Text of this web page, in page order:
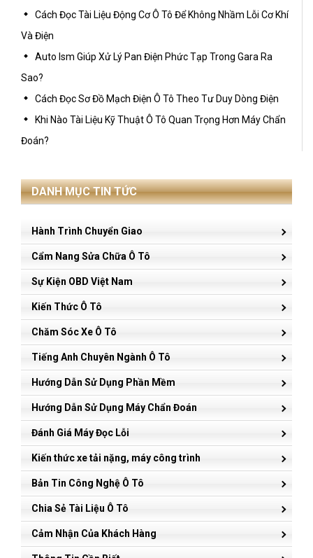
Cách Đọc Tài Liệu Động Cơ Ô Tô Để Không Nhầm Lỗi Cơ Khí
Và Điện
Auto Ism Giúp Xử Lý Pan Điện Phức Tạp Trong Gara Ra
Sao?
Cách Đọc Sơ Đồ Mạch Điện Ô Tô Theo Tư Duy Dòng Điện
Khi Nào Tài Liệu Kỹ Thuật Ô Tô Quan Trọng Hơn Máy Chẩn
Đoán?
DANH MỤC TIN TỨC
Hành Trình Chuyển Giao
Cẩm Nang Sửa Chữa Ô Tô
Sự Kiện OBD Việt Nam
Kiến Thức Ô Tô
Chăm Sóc Xe Ô Tô
Tiếng Anh Chuyên Ngành Ô Tô
Hướng Dẫn Sử Dụng Phần Mềm
Hướng Dẫn Sử Dụng Máy Chẩn Đoán
Đánh Giá Máy Đọc Lỗi
Kiến thức xe tải nặng, máy công trình
Bản Tin Công Nghệ Ô Tô
Chia Sẻ Tài Liệu Ô Tô
Cảm Nhận Của Khách Hàng